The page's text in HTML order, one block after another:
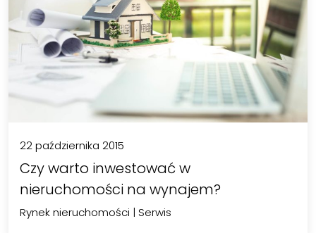
22 października 2015
Czy warto inwestować w
nieruchomości na wynajem?
Rynek nieruchomości | Serwis